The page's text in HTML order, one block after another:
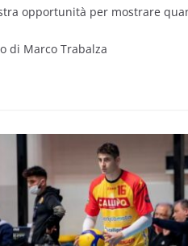
opportunità per mostrare
di Marco Trabalza